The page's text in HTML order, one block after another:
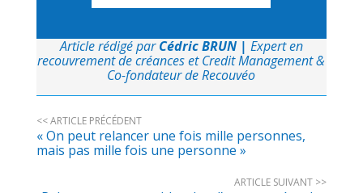
Article rédigé parCédric BRUN | Expert en
recouvrement de créances et Credit Management &
Co-fondateur de Recouvéo
<< ARTICLE PRÉCÉDENT
« On peut relancer une fois mille personnes,
mais pas mille fois une personne »
ARTICLE SUIVANT >>